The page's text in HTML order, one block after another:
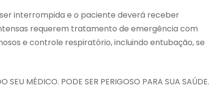
interrompida e o paciente deverá receber
requerem tratamento de emergência com
e controle respiratório, incluindo entubação, se
MÉDICO. PODE SER PERIGOSO PARA SUA SAÚDE.